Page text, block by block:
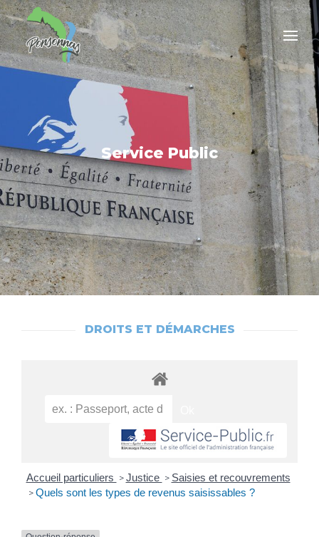
Service Public
DROITS ET DÉMARCHES
Accueil particuliers > Justice > Saisies et recouvrements
> Quels sont les types de revenus saisissables ?